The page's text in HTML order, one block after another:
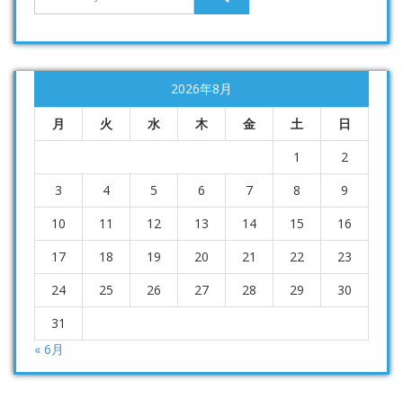
2026年8月
月 火 水 木 金 土
日
1
2
3
4 5 6 7 8
9
10
11 12 13 14 15
16
17
18 19 20 21 22
23
24
25 26 27 28 29
30
31
« 6月